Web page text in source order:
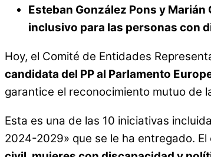
Esteban González Pons y
inclusivo para las personas con
Hoy, el Comité de Entidades
candidata del PP al Parlamento
garantice el reconocimiento mutuo de
Esta es una de las 10 iniciativas
2024-2029» que se le ha entregado.